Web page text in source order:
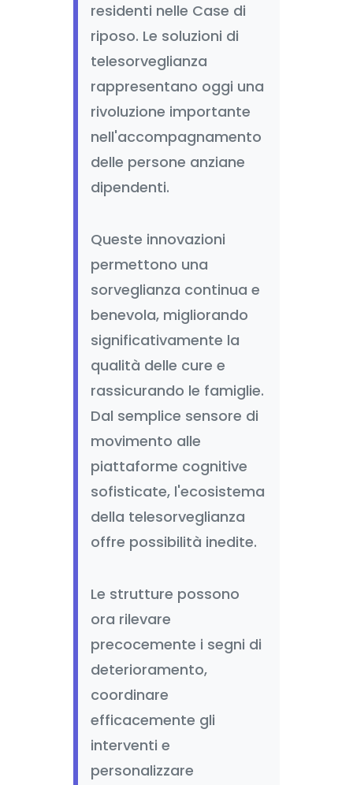
residenti nelle Case di
riposo. Le soluzioni di
telesorveglianza
rappresentano oggi una
rivoluzione importante
nell'accompagnamento
delle persone anziane
dipendenti.
Queste innovazioni
permettono una
sorveglianza continua e
benevola, migliorando
significativamente la
qualità delle cure e
rassicurando le famiglie.
Dal semplice sensore di
movimento alle
piattaforme cognitive
sofisticate, l'ecosistema
della telesorveglianza
offre possibilità inedite.
Le strutture possono
ora rilevare
precocemente i segni di
deterioramento,
coordinare
efficacemente gli
interventi e
personalizzare